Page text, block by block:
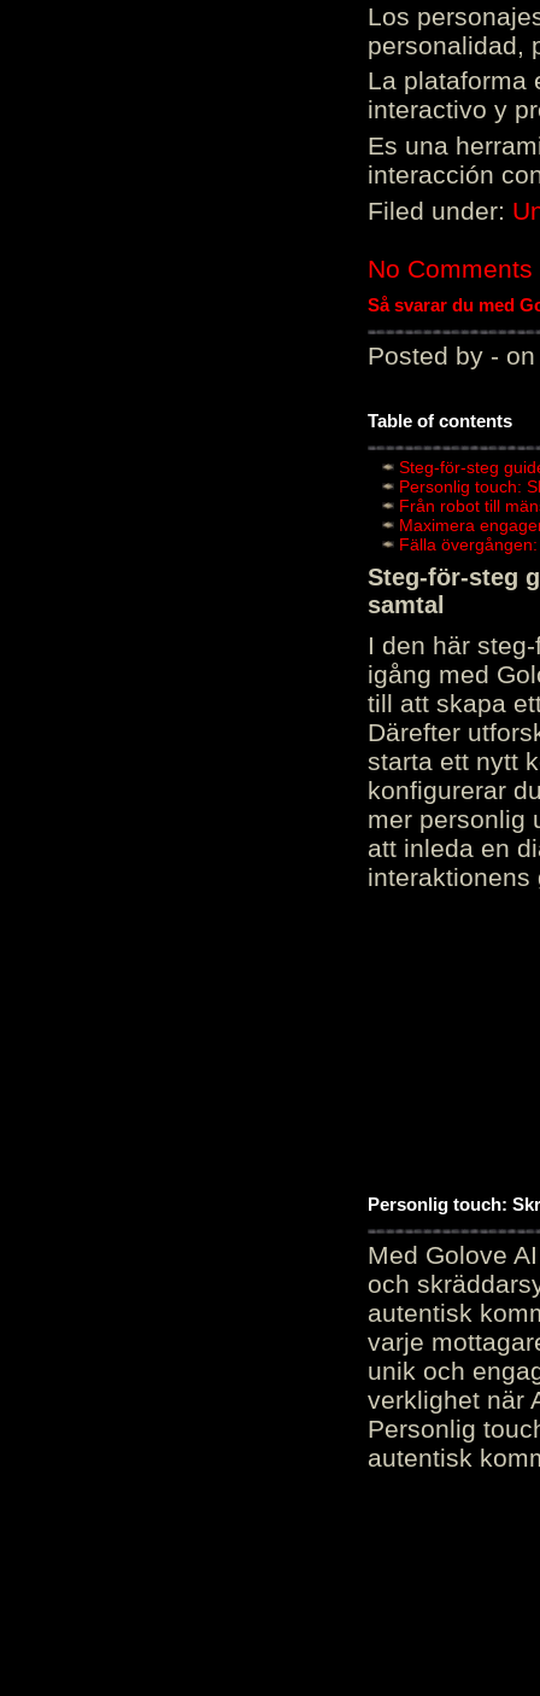
Los
personalidad,
La plataforma
interactivo y
Es una
interacción
Filed under:
No Comments
Så svarar du med
Posted by - on
Table of contents
Steg-för-steg
Personlig touch:
Från robot till
Maximera
Fälla
Steg-för-steg
samtal
I den här
igång med
till att skapa
Därefter
starta ett nytt
konfigurerar
mer personlig
att inleda en
interaktionens
Personlig touch:
Med Golove
och
autentisk
varje
unik och
verklighet när
Personlig
autentisk